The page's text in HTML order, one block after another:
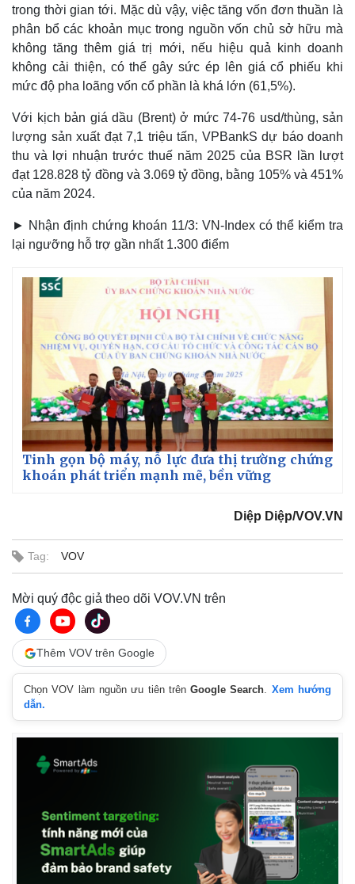
Kinh tế
Bất động sản
Khởi nghiệp
Thị trường
Giá vàng
Tiêu dùng
Chứng khoán
Giá cà phê
trong thời gian tới. Mặc dù vậy, việc tăng vốn đơn thuần là
phân bổ các khoản mục trong nguồn vốn chủ sở hữu mà
không tăng thêm giá trị mới, nếu hiệu quả kinh doanh
không cải thiện, có thể gây sức ép lên giá cổ phiếu khi
mức độ pha loãng vốn cổ phần là khá lớn (61,5%).
Với kịch bản giá dầu (Brent) ở mức 74-76 usd/thùng, sản
lượng sản xuất đạt 7,1 triệu tấn, VPBankS dự báo doanh
thu và lợi nhuận trước thuế năm 2025 của BSR lần lượt
đạt 128.828 tỷ đồng và 3.069 tỷ đồng, bằng 105% và 451%
của năm 2024.
► Nhận định chứng khoán 11/3: VN-Index có thể kiểm tra
lại ngưỡng hỗ trợ gần nhất 1.300 điểm
Tinh gọn bộ máy, nỗ lực đưa thị trường chứng
khoán phát triển mạnh mẽ, bền vững
Diệp Diệp/VOV.VN
Tag: VOV
Mời quý độc giả theo dõi VOV.VN trên
Thêm VOV trên Google
Chọn VOV làm nguồn ưu tiên trênGoogle Search. Xem hướng
dẫn.